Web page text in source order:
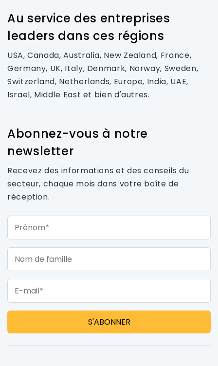
Au service des entreprises
leaders dans ces régions
USA, Canada, Australia, New Zealand, France,
Germany, UK, Italy, Denmark, Norway, Sweden,
Switzerland, Netherlands, Europe, India, UAE,
Israel, Middle East et bien d'autres.
Abonnez-vous à notre
newsletter
Recevez des informations et des conseils du
secteur, chaque mois dans votre boîte de
réception.
Prénom*
Nom de famille
E-mail*